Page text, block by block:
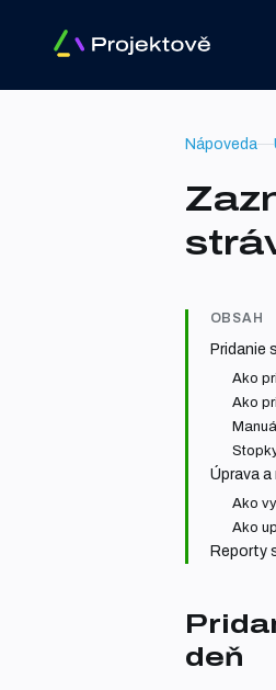
Nápoveda
OBSAH
Pridanie
Ako
Ako
Úprava
Ako
Ako
Reporty
deň